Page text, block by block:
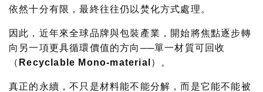
依然十分有限，最終往往仍以焚化方式處理。
因此，近年來全球品牌與包裝產業，開始將焦點逐步轉
向另一項更具循環價值的方向──單一材質可回收
（Recyclable Mono-material）。
真正的永續，不只是材料能不能分解，而是它能不能被